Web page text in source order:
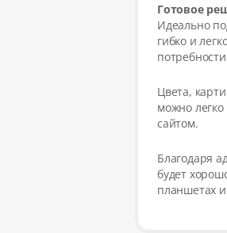
Готовое
Идеально
гибко и
Цвета,
можно
сайтом.
Благодаря
будет
планшетах